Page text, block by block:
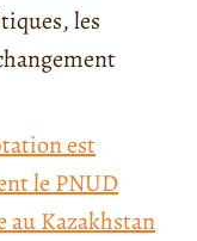
les
est
le PNUD
au Kazakhstan